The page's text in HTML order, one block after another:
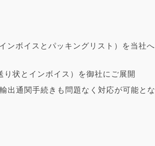
ンボイスとパッキングリスト）を当社へ
状とインボイス）を御社にご展開
出通関手続きも問題なく対応が可能とな